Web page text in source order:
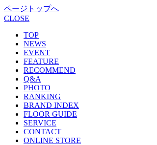
ページトップへ
CLOSE
TOP
NEWS
EVENT
FEATURE
RECOMMEND
Q&A
PHOTO
RANKING
BRAND INDEX
FLOOR GUIDE
SERVICE
CONTACT
ONLINE STORE